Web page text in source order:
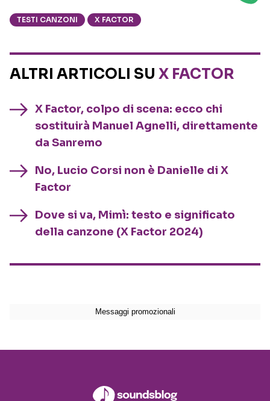
TESTI CANZONI X FACTOR
ALTRI ARTICOLI SU X FACTOR
X Factor, colpo di scena: ecco chi
sostituirà Manuel Agnelli, direttamente
da Sanremo
No, Lucio Corsi non è Danielle di X
Factor
Dove si va, Mimì: testo e significato
della canzone (X Factor 2024)